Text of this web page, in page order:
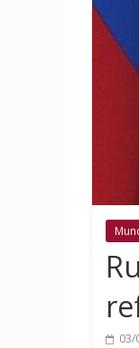
03/